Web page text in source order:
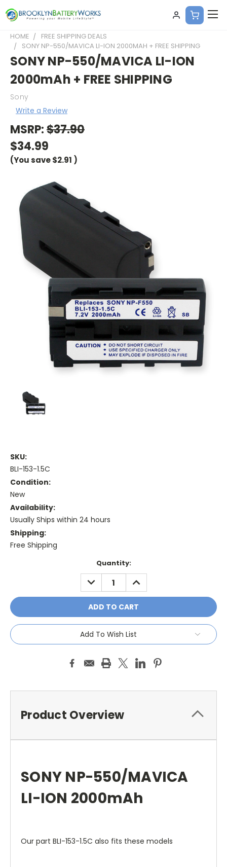
HOME
FREE SHIPPING DEALS
SONY NP-550/MAVICA LI-ION 2000MAH + FREE SHIPPING
SONY NP-550/MAVICA LI-ION
2000mAh + FREE SHIPPING
Sony
Write a Review
MSRP:$37.90
$34.99
(You save$2.91 )
SKU:
BLI-153-1.5C
Condition:
New
Availability:
Usually Ships within 24 hours
Shipping:
Free Shipping
Quantity:
DECREASE
QUANTITY:
INCREASE
QUANTITY:
Add To Wish List
Product Overview
SONY NP-550/MAVICA
LI-ION 2000mAh
Our part BLI-153-1.5C also fits these models